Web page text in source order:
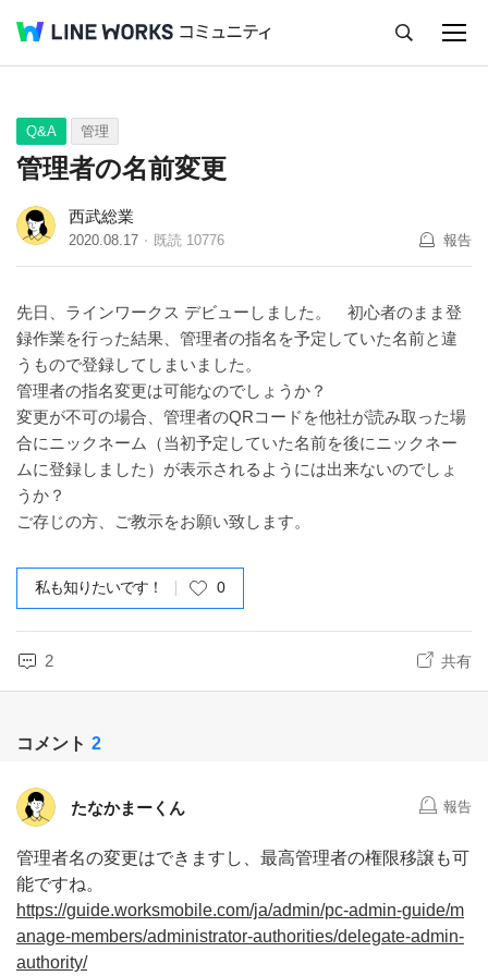
Q&A Tips Ideas
Q&A 管理
管理者の名前変更
西武総業
2020.08.17 既読 10776 報告
先日、ラインワークス デビューしました。 初心者のまま登
録作業を行った結果、管理者の指名を予定していた名前と違
うもので登録してしまいました。
管理者の指名変更は可能なのでしょうか？
変更が不可の場合、管理者のQRコードを他社が読み取った場
合にニックネーム（当初予定していた名前を後にニックネー
ムに登録しました）が表示されるようには出来ないのでしょ
うか？
ご存じの方、ご教示をお願い致します。
私も知りたいです！ 0
2 共有
コメント 2
たなかまーくん 報告
管理者名の変更はできますし、最高管理者の権限移譲も可
能ですね。
https://guide.worksmobile.com/ja/admin/pc-admin-guide/m
anage-members/administrator-authorities/delegate-admin-
authority/